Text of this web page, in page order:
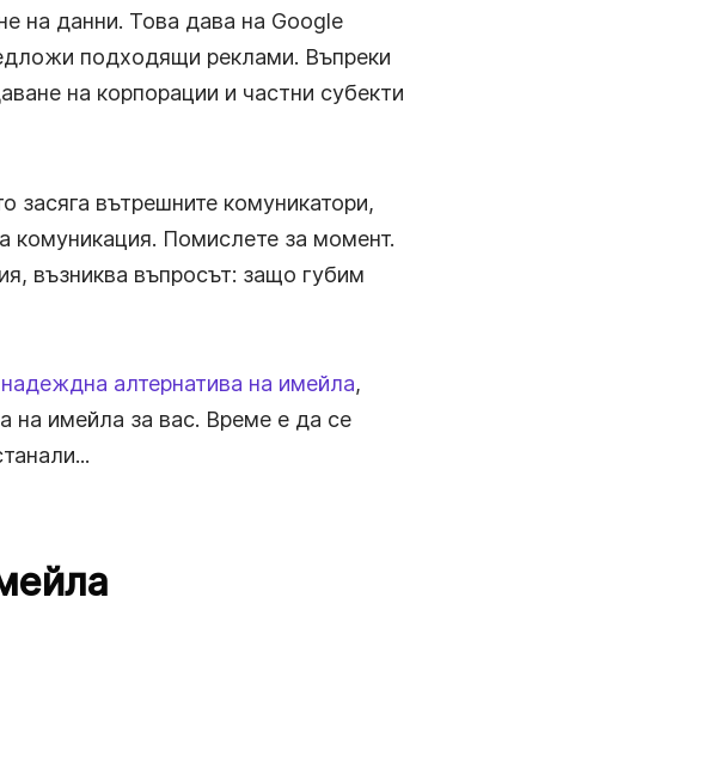
на данни. Това дава на Google
подходящи реклами. Въпреки
на корпорации и частни субекти
засяга вътрешните комуникатори,
комуникация. Помислете за момент.
възниква въпросът: защо губим
надеждна алтернатива на имейла,
на имейла за вас. Време е да се